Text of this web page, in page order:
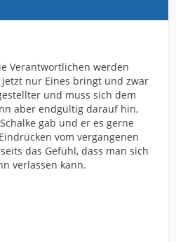
Verantwortlichen werden
nur Eines bringt und zwar
und muss sich dem
aber endgültig darauf hin,
gab und er es gerne
vom vergangenen
das Gefühl, dass man sich
verlassen kann.